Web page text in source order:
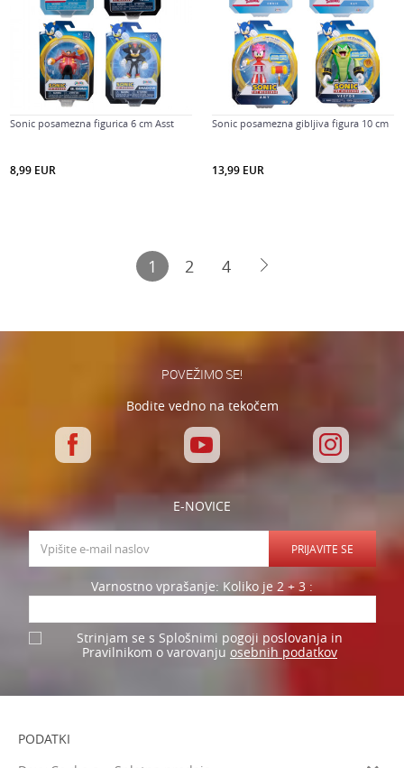
Sonic posamezna figurica 6 cm Asst
8,99 EUR
Sonic posamezna gibljiva figura 10 cm
13,99 EUR
1 2 4
POVEŽIMO SE!
Bodite vedno na tekočem
E-NOVICE
PRIJAVITE SE
Varnostno vprašanje: Koliko je 2 + 3 :
Strinjam se s Splošnimi pogoji poslovanja in
Pravilnikom o varovanju osebnih podatkov
PODATKI